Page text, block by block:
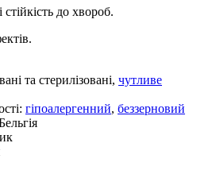
до хвороб.
та стерилізовані, чутливе
гіпоалергенний, беззерновий